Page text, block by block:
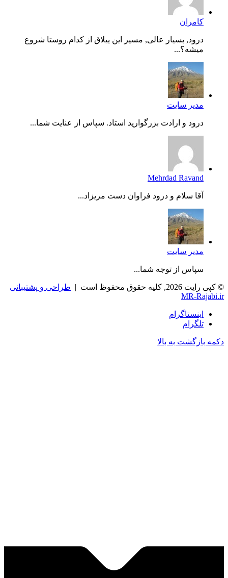
کامران
درود, بسیار عالی, مسیر این ییلاق از کدام روستا شروع
میشه؟...
مدیر سایت
درود و ارادت بزرگوارید استاد. سپاس از عنایت شما...
Mehrdad Ravand
آقا سلام و درود فراوان دست مریزاد...
مدیر سایت
سپاس از توجه شما...
© کپی رایت 2026, کلیه حقوق محفوظ است |
طراحی و پشتیبانی
MR-Rajabi.ir
اینستاگرام
تلگرام
دکمه بازگشت به بالا